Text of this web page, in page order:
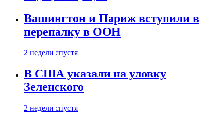
Вашингтон и Париж вступили в
перепалку в ООН
2 недели спустя
В США указали на уловку
Зеленского
2 недели спустя